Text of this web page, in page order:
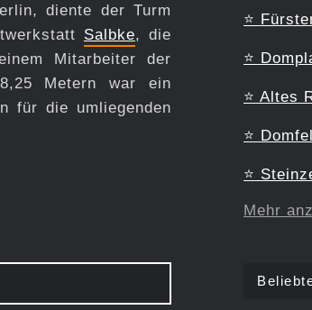
diente der Turm
Salbke, die
Mitarbeiter der
Metern war ein
für die umliegenden
⭐
⭐
⭐Altes
⭐
⭐
Mehr